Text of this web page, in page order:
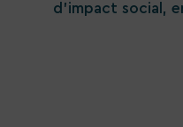
d'impact social,